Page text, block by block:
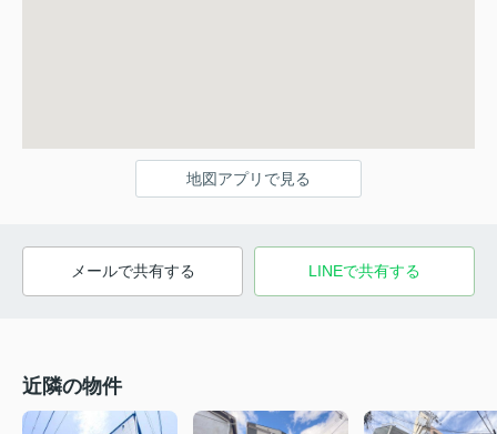
地図アプリで見る
メールで共有する LINEで共有する
近隣の物件